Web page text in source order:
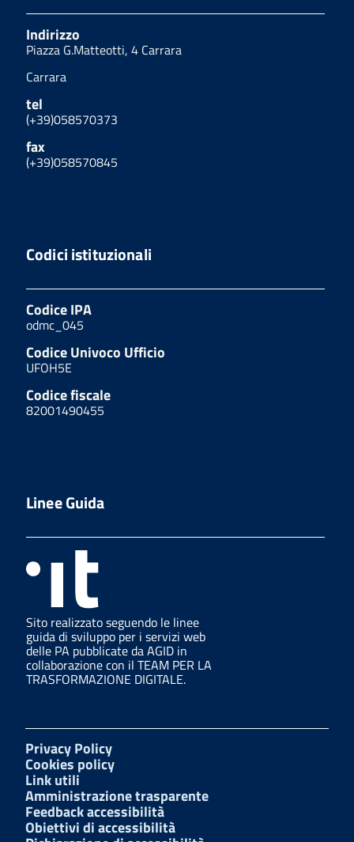
Indirizzo
Piazza G.Matteotti, 4 Carrara
Carrara
tel
(+39)058570373
fax
(+39)058570845
Codici istituzionali
Codice IPA
odmc_045
Codice Univoco Ufficio
UFOH5E
Codice fiscale
82001490455
Linee Guida
Sito realizzato seguendo le linee
guida di sviluppo per i servizi web
delle PA pubblicate da AGID in
collaborazione con il TEAM PER LA
TRASFORMAZIONE DIGITALE.
Privacy Policy
Cookies policy
Link utili
Amministrazione trasparente
Feedback accessibilità
Obiettivi di accessibilità